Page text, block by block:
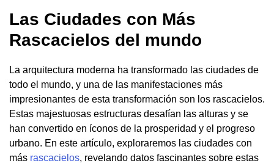
Las Ciudades con Más
Rascacielos del mundo
La arquitectura moderna ha transformado las ciudades de
todo el mundo, y una de las manifestaciones más
impresionantes de esta transformación son los rascacielos.
Estas majestuosas estructuras desafían las alturas y se
han convertido en íconos de la prosperidad y el progreso
urbano. En este artículo, exploraremos las ciudades con
más rascacielos, revelando datos fascinantes sobre estas